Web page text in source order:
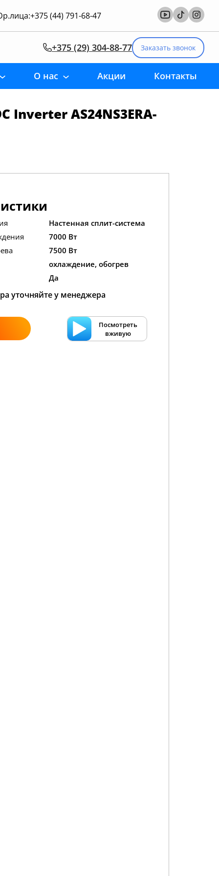
+375 (44) 791-68-47
+375 (29) 304-88-77 Заказать звонок
О нас Акции Контакты
AS24NS3ERA-
Настенная сплит-система
7000 Вт
7500 Вт
охлаждение, обогрев
Да
уточняйте у менеджера
Посмотреть
вживую